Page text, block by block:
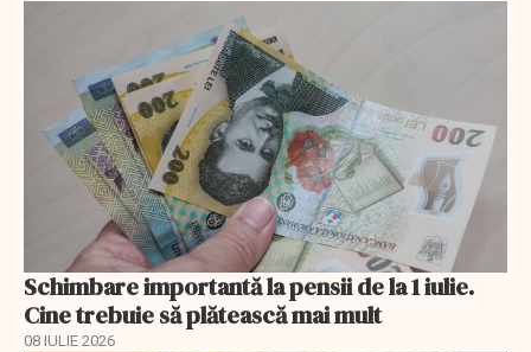
Schimbare importantă la pensii de la 1 iulie.
Cine trebuie să plătească mai mult
08 IULIE 2026